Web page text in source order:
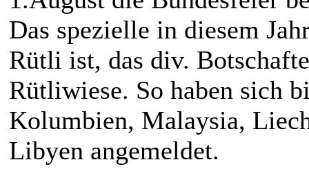
Das spezielle in diesem
Rütli ist, das div.
Rütliwiese. So haben sich
Kolumbien, Malaysia,
Libyen angemeldet.